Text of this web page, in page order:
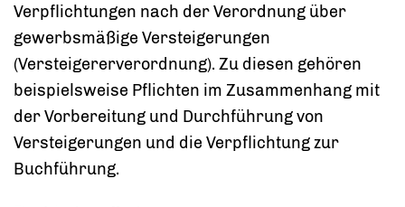
Verpflichtungen nach der Verordnung über
gewerbsmäßige Versteigerungen
(Versteigererverordnung). Zu diesen gehören
beispielsweise Pflichten im Zusammenhang mit
der Vorbereitung und Durchführung von
Versteigerungen und die Verpflichtung zur
Buchführung.